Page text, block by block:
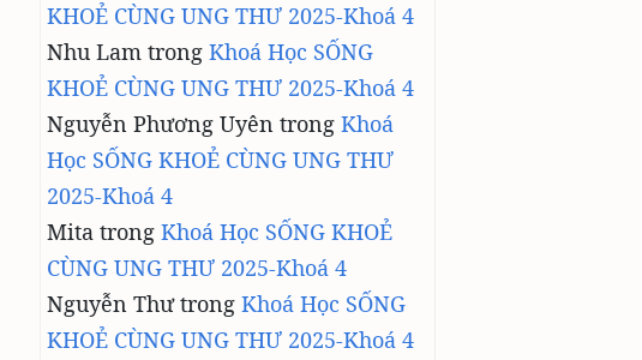
KHOẺ CÙNG UNG THƯ 2025-Khoá 4
Nhu Lam trong Khoá Học SỐNG
KHOẺ CÙNG UNG THƯ 2025-Khoá 4
Nguyễn Phương Uyên trong Khoá
Học SỐNG KHOẺ CÙNG UNG THƯ
2025-Khoá 4
Mita trong Khoá Học SỐNG KHOẺ
CÙNG UNG THƯ 2025-Khoá 4
Nguyễn Thưtrong Khoá Học SỐNG
KHOẺ CÙNG UNG THƯ 2025-Khoá 4